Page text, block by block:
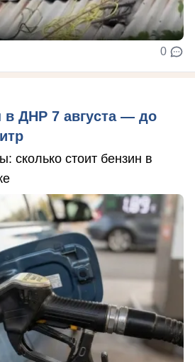
0
в ДНР 7 августа — до
сколько стоит бензин в